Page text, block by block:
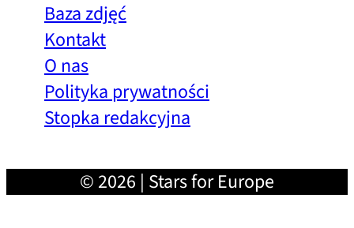
Baza zdjęć
Kontakt
O nas
Polityka prywatności
Stopka redakcyjna
© 2026 | Stars for Europe